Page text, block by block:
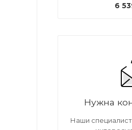
6
Нужна
Наши